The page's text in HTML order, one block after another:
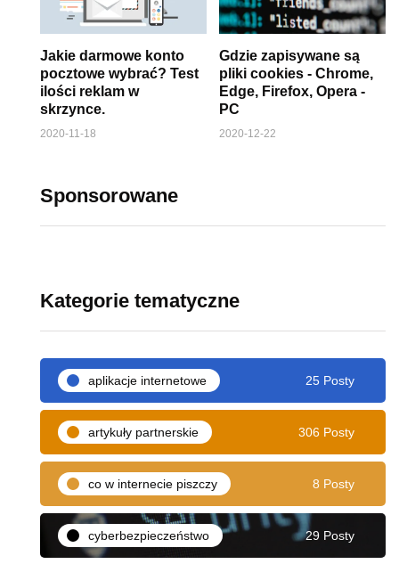
Jakie darmowe konto
pocztowe wybrać? Test
ilości reklam w
skrzynce.
2020-11-18
Gdzie zapisywane są
pliki cookies - Chrome,
Edge, Firefox, Opera -
PC
2020-12-22
Sponsorowane
Kategorie tematyczne
aplikacje internetowe 25 Posty
artykuły partnerskie 306 Posty
co w internecie piszczy 8 Posty
cyberbezpieczeństwo 29 Posty